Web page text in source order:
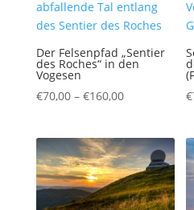
Der Felsenpfad „Sentier
des Roches“ in den
Vogesen
€70,00 – €160,00Preisspanne:
€160,00
€